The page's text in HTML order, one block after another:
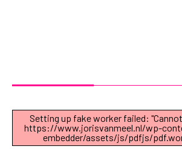
Setting up fake worker failed:
https://www.jorisvanmeel.nl/wp-
embedder/assets/js/pdfjs/